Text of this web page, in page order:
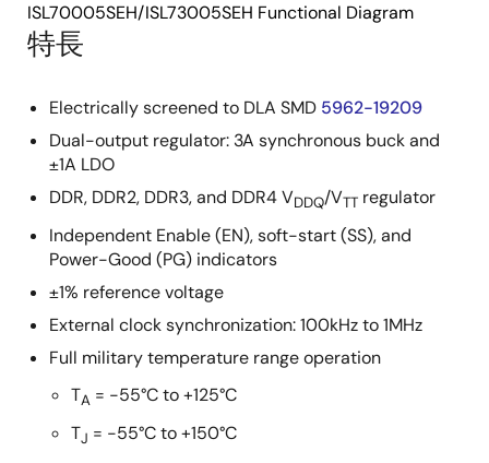
特長
Electrically screened to DLA SMD 5962-19209
Dual-output regulator: 3A synchronous buck and
±1A LDO
DDR, DDR2, DDR3, and DDR4 VDDQ/VTT regulator
Independent Enable (EN), soft-start (SS), and
Power-Good (PG) indicators
±1% reference voltage
External clock synchronization: 100kHz to 1MHz
Full military temperature range operation
TA = -55°C to +125°C
TJ = -55°C to +150°C
ISL70005SEH/ISL73005SEH Functional Diagram